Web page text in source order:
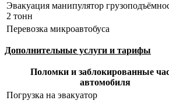
Эвакуация манипулятор
2 тонн
Перевозка микроавтобуса
Дополнительные услуги и тарифы
Поломки и заблокированные
автомобиля
Погрузка на эвакуатор